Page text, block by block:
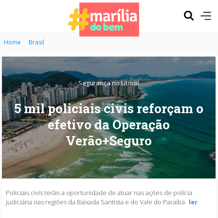
Home Brasil
Segurança no Litoral
5 mil policiais civis reforçam o
efetivo da Operação
Verão+Seguro
Policiais civis terão a oportunidade de atuar nas ações de polícia
judiciária nas regiões da Baixada Santista e do Vale do Paraíba ler